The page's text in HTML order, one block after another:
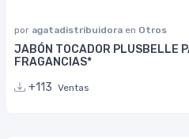
por agatadistribuidora en Otros
JABÓN TOCADOR PLUSBELLE
FRAGANCIAS*
+113 Ventas